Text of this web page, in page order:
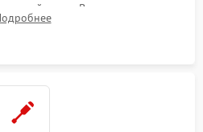
плате. Восстановление
поврежденных элементов